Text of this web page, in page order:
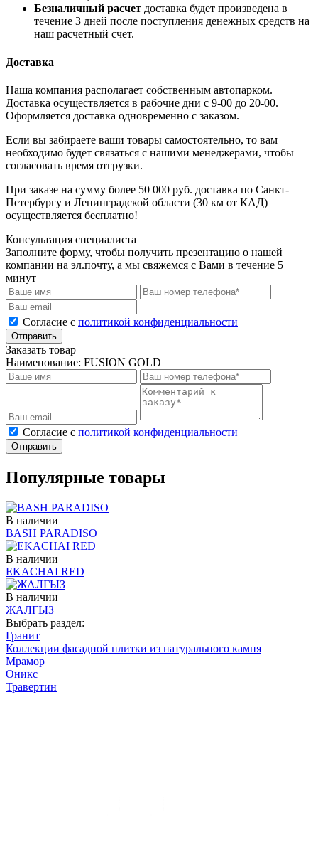
Безналичный расчет доставка будет произведена в
течение 3 дней после поступления денежных средств на
наш расчетный счет.
Доставка
Наша компания располагает собственным автопарком.
Доставка осуществляется в рабочие дни с 9-00 до 20-00.
Оформляется доставка одновременно с заказом.
Если вы забираете ваши товары самостоятельно, то вам
необходимо будет связаться с нашими менеджерами, чтобы
согласовать время отгрузки.
При заказе на сумму более 50 000 руб. доставка по Санкт-
Петербургу и Ленинградской области (30 км от КАД)
осуществляется бесплатно!
Консультация специалиста
Заполните форму, чтобы получить презентацию о нашей
компании на эл.почту, а мы свяжемся с Вами в течение 5
минут
Cогласие с политикой конфиденциальности
Отправить
Заказать товар
Наименование: FUSION GOLD
Cогласие с политикой конфиденциальности
Отправить
Популярные товары
В наличии
BASH PARADISO
В наличии
EKACHAI RED
В наличии
ЖАЛГЫЗ
Выбрать раздел:
Гранит
Коллекции фасадной плитки из натурального камня
Мрамор
Оникс
Травертин